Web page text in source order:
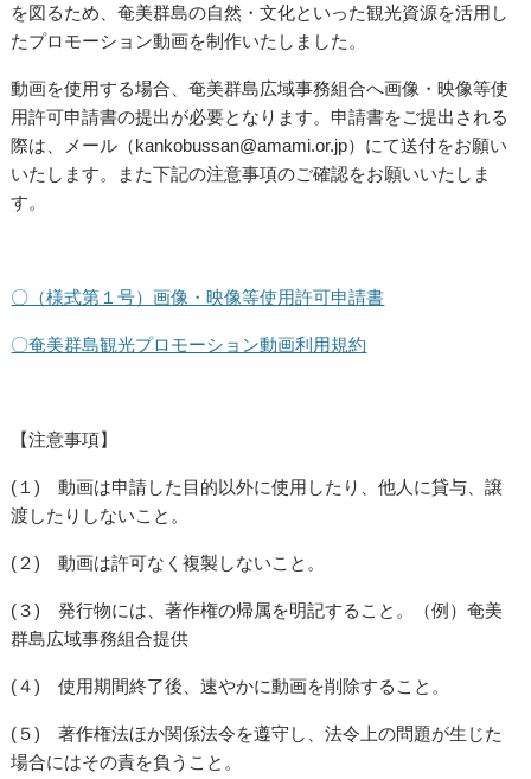
を図るため、奄美群島の自然・文化といった観光資源を活用し
たプロモーション動画を制作いたしました。
動画を使用する場合、奄美群島広域事務組合へ画像・映像等使
用許可申請書の提出が必要となります。申請書をご提出される
際は、メール（kankobussan@amami.or.jp）にて送付をお願い
いたします。また下記の注意事項のご確認をお願いいたしま
す。
〇（様式第１号）画像・映像等使用許可申請書
〇奄美群島観光プロモーション動画利用規約
【注意事項】
(１) 動画は申請した目的以外に使用したり、他人に貸与、譲
渡したりしないこと。
(２) 動画は許可なく複製しないこと。
(３) 発行物には、著作権の帰属を明記すること。（例）奄美
群島広域事務組合提供
(４) 使用期間終了後、速やかに動画を削除すること。
(５) 著作権法ほか関係法令を遵守し、法令上の問題が生じた
場合にはその責を負うこと。